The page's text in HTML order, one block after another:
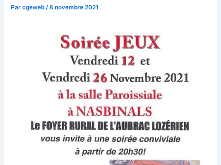
Parcgeweb/8 novembre 2021